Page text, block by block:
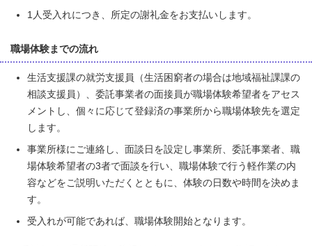
1人受入れにつき、所定の謝礼金をお支払いします。
職場体験までの流れ
生活支援課の就労支援員（生活困窮者の場合は地域福祉課課の
相談支援員）、委託事業者の面接員が職場体験希望者をアセス
メントし、個々に応じて登録済の事業所から職場体験先を選定
します。
事業所様にご連絡し、面談日を設定し事業所、委託事業者、職
場体験希望者の3者で面談を行い、職場体験で行う軽作業の内
容などをご説明いただくとともに、体験の日数や時間を決めま
す。
受入れが可能であれば、職場体験開始となります。